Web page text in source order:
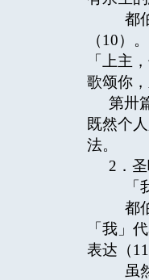
都
（10）
「上主
歌颂你
第卅
既然个
法。
2．
「
都
「我」
表达（
虽